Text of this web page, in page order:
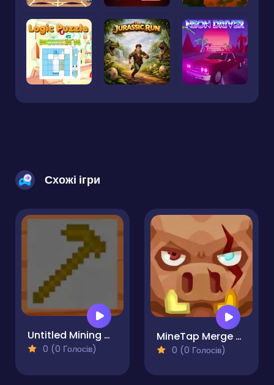
Схожі ігри
Untitled Mining Game
0 (0 Голосів)
MineTap Merge Clicker
0 (0 Голосів)